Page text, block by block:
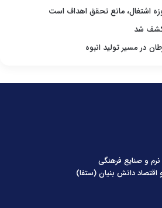
اشتغال، مانع تحقق اهداف است
کشف شد
در مسیر تولید انبوه
و صنایع فرهنگی
دانش بنیان (ستفا)